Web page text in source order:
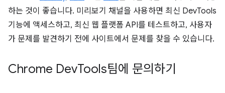
하는 것이 좋습니다. 미리보기 채널을 사용하면 최신 DevTools
기능에 액세스하고, 최신 웹 플랫폼 API를 테스트하고, 사용자
가 문제를 발견하기 전에 사이트에서 문제를 찾을 수 있습니다.
Chrome DevTools팀에 문의하기